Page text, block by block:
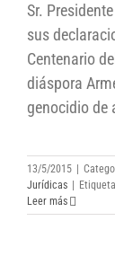
Sr.
sus
Centenario
diáspora
genocidio de
13/5/2015
Jurídicas
Leer más